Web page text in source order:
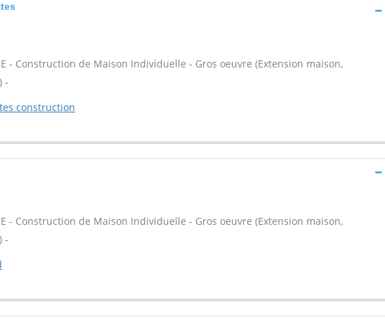
- Construction de Maison Individuelle - Gros oeuvre (Extension maison,
-
construction
- Construction de Maison Individuelle - Gros oeuvre (Extension maison,
-